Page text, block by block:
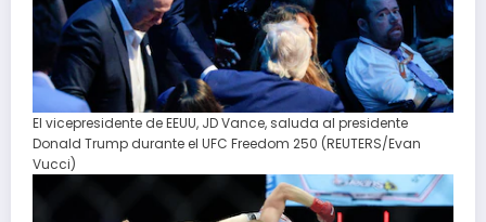
El vicepresidente de EEUU, JD Vance, saluda al presidente
Donald Trump durante el UFC Freedom 250 (REUTERS/Evan
Vucci)